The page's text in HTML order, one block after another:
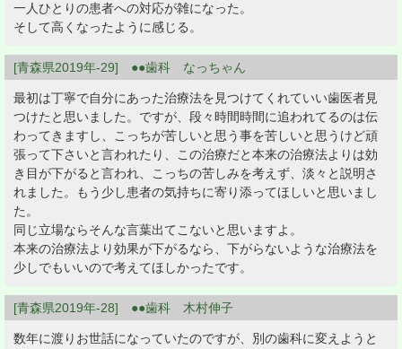
一人ひとりの患者への対応が雑になった。
そして高くなったように感じる。
[青森県2019年-29] ●●歯科 なっちゃん
最初は丁寧で自分にあった治療法を見つけてくれていい歯医者見
つけたと思いました。ですが、段々時間時間に追われてるのは伝
わってきますし、こっちが苦しいと思う事を苦しいと思うけど頑
張って下さいと言われたり、この治療だと本来の治療法よりは効
き目が下がると言われ、こっちの苦しみを考えず、淡々と説明さ
れました。もう少し患者の気持ちに寄り添ってほしいと思いまし
た。
同じ立場ならそんな言葉出てこないと思いますよ。
本来の治療法より効果が下がるなら、下がらないような治療法を
少しでもいいので考えてほしかったです。
[青森県2019年-28] ●●歯科 木村伸子
数年に渡りお世話になっていたのですが、別の歯科に変えようと